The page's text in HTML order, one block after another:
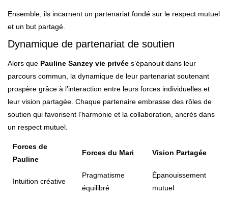
Ensemble, ils incarnent un partenariat fondé sur le respect mutuel
et un but partagé.
Dynamique de partenariat de soutien
Alors que Pauline Sanzey vie privée s’épanouit dans leur
parcours commun, la dynamique de leur partenariat soutenant
prospère grâce à l’interaction entre leurs forces individuelles et
leur vision partagée. Chaque partenaire embrasse des rôles de
soutien qui favorisent l’harmonie et la collaboration, ancrés dans
un respect mutuel.
Forces de
Pauline
Forces du Mari Vision Partagée
Intuition créative
Pragmatisme
équilibré
Épanouissement
mutuel